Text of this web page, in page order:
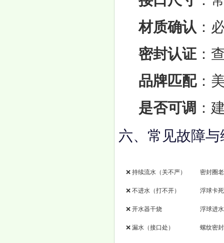
材质确认 ：
密封认证 ：
品牌匹配：
是否可调 ：
六、常见故障
❌ 持续流水（关不严） 密封圈
❌ 不进水（打不开） 浮球卡
❌ 开水器干烧 浮球进
❌ 漏水（接口处） 螺纹密